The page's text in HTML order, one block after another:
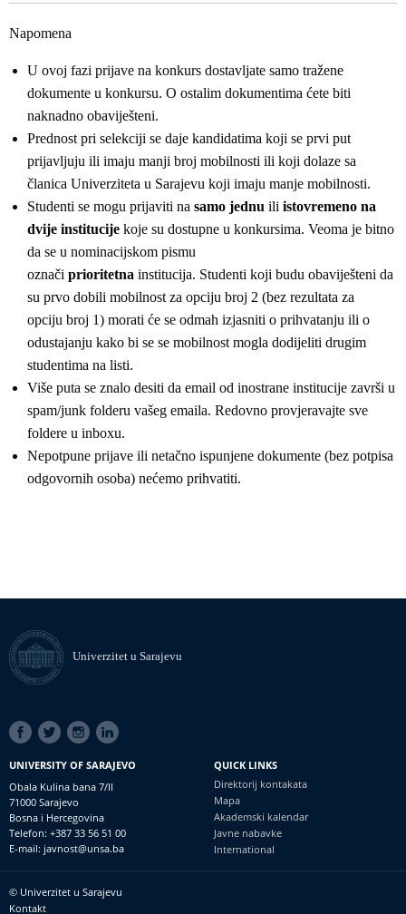
Napomena
U ovoj fazi prijave na konkurs dostavljate samo tražene
dokumente u konkursu. O ostalim dokumentima ćete biti
naknadno obaviješteni.
Prednost pri selekciji se daje kandidatima koji se prvi put
prijavljuju ili imaju manji broj mobilnosti ili koji dolaze sa
članica Univerziteta u Sarajevu koji imaju manje mobilnosti.
Studenti se mogu prijaviti na samo jednu ili istovremeno na
dvije institucije koje su dostupne u konkursima. Veoma je bitno
da se u nominacijskom pismu
označi prioritetna institucija. Studenti koji budu obaviješteni da
su prvo dobili mobilnost za opciju broj 2 (bez rezultata za
opciju broj 1) morati će se odmah izjasniti o prihvatanju ili o
odustajanju kako bi se se mobilnost mogla dodijeliti drugim
studentima na listi.
Više puta se znalo desiti da email od inostrane institucije završi u
spam/junk folderu vašeg emaila. Redovno provjeravajte sve
foldere u inboxu.
Nepotpune prijave ili netačno ispunjene dokumente (bez potpisa
odgovornih osoba) nećemo prihvatiti.
Univerzitet u Sarajevu
SOCIAL
LINKS
UNIVERSITY OF SARAJEVO
Obala Kulina bana 7/II
71000 Sarajevo
Bosna i Hercegovina
Telefon: +387 33 56 51 00
E-mail: javnost@unsa.ba
QUICK LINKS
Direktorij kontakata
Mapa
Akademski kalendar
Javne nabavke
International
Footer
© Univerzitet u Sarajevu
Kontakt